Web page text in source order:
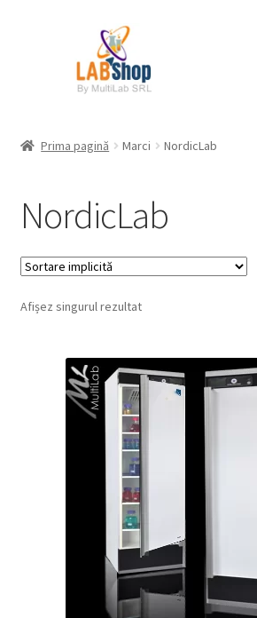
Coș
Plată
Request a Quote
Condiții generale
Prelucrarea datelor cu caracter personal
Prima pagină Marci NordicLab
NordicLab
Afișez singurul rezultat